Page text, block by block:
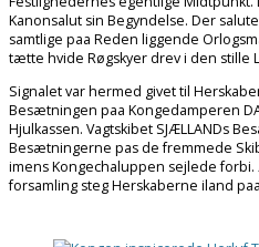
Kanonsalut sin Begyndelse. Der
samtlige paa Reden liggende
tætte hvide Røgskyer drev i den stille
Signalet var hermed givet til
Besætningen paa Kongedamperen
Hjulkassen. Vagtskibet SJÆLLANDs
Besætningerne pas de fremmede
imens Kongechaluppen sejlede
forsamling steg Herskaberne iland